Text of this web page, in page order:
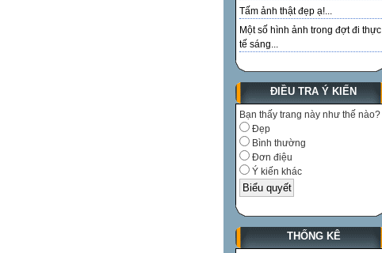
Tấm ảnh thật đẹp ạ!...
Một số hình ảnh trong đợt đi thực
tế sáng...
ĐIỀU TRA Ý KIẾN
Bạn thấy trang này như thế nào?
Đẹp
Bình thường
Đơn điệu
Ý kiến khác
THỐNG KÊ